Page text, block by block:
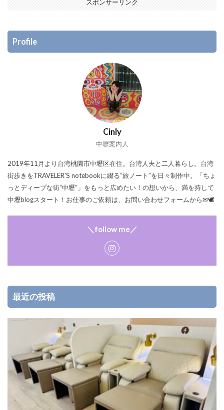
スポンサーリンク
Profile
Cinly
中壢案内人
2019年11月より台湾桃園市中壢区在住。台湾人夫と二人暮らし。台湾
街歩きをTRAVELER'S notebookに綴る“旅ノート”を日々制作中。「ちょ
っとディープな街“中壢”」をもっと広めたい！の想いから、満を持して
中壢blogスタート！お仕事のご依頼は、お問い合わせフォームから✉🕊
＼follow me／
最近の投稿